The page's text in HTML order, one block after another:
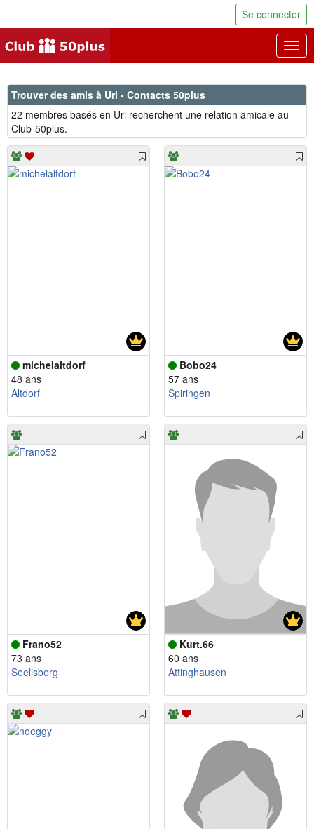
Se connecter
Trouver des amis à Uri - Contacts 50plus
22 membres basés en Uri recherchent une relation amicale au
Club-50plus.
michelaltdorf
48 ans
Altdorf
Bobo24
57 ans
Spiringen
Frano52
73 ans
Seelisberg
Kurt.66
60 ans
Attinghausen